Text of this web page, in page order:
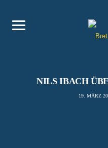
NILS IBACH
19. MÄRZ